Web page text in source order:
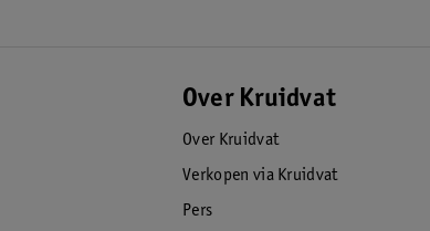
Over Kruidvat
Over Kruidvat
Verkopen via Kruidvat
Pers